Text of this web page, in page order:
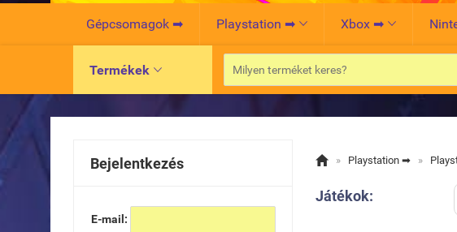
Gépcsomagok ➡ Playstation ➡  Xbox ➡ 
Termékek 
Bejelentkezés
E-mail:
 » Playstation ➡ »
Játékok: